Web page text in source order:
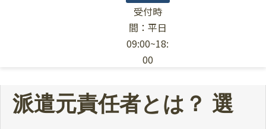
受付時
間：平日
09:00~18:
00
採用ノウハウ
派遣元責任者とは？ 選